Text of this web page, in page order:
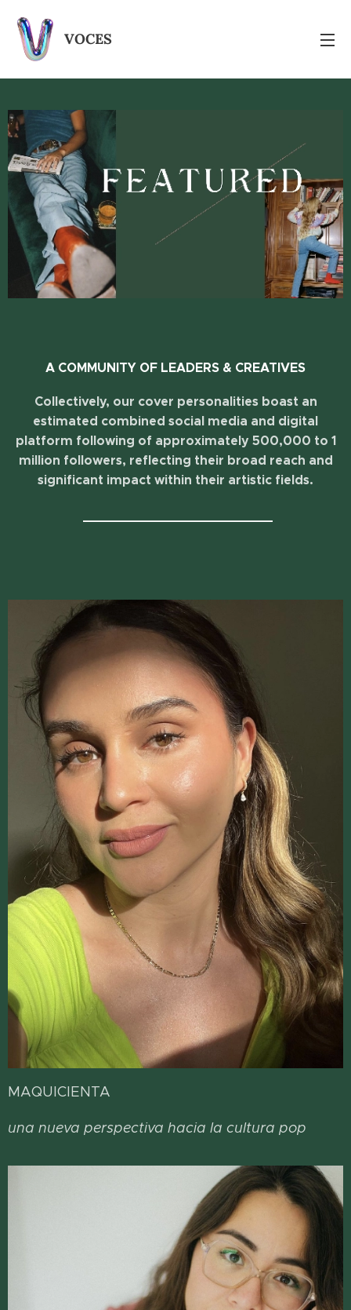
VOCES
A COMMUNITY OF LEADERS & CREATIVES
Collectively, our cover personalities boast an
estimated combined social media and digital
platform following of approximately 500,000 to 1
million followers, reflecting their broad reach and
significant impact within their artistic fields.
MAQUICIENTA
una nueva perspectiva hacia la cultura pop